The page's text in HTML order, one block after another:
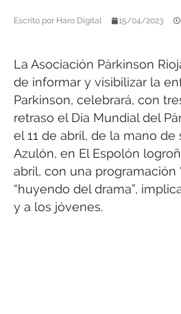
Escrito por Haro Digital 15/04/2023
La Asociación Párkinson
de informar y visibilizar la
Parkinson, celebrará, con
retraso el Día Mundial del
el 11 de abril, de la mano de
Azulón, en El Espolón
abril, con una programación
“huyendo del drama”,
y a los jóvenes.